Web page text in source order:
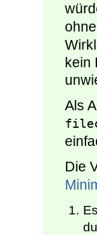
kein
Als
Die